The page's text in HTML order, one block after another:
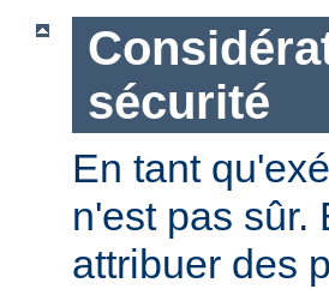
sécurité
En tant
n'est pas sûr.
attribuer des